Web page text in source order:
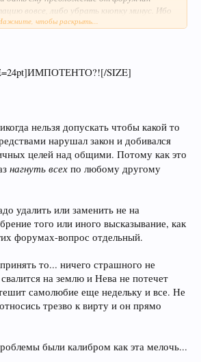
вовсе, либо убрать кнопку минус. Ибо
переругался и разделился на четыре
сейчас не предпринять то уровень
(тем кому этот срач просто
полной грудью с мирными друг к другу
чтобы раскрыть...
SIZE]
нельзя допускать чтобы какой то
нарушал закон и добивался
целей над общими. Потому как это
нагнуть всех по любому другому
удалить или заменить не на
того или иного высказывание, как
форумах-вопрос отдельный.
то... ничего страшного не
на землю и Нева не потечет
самолюбие еще недельку и все. Не
трезво к вирту и он прямо
были калибром как эта мелочь...